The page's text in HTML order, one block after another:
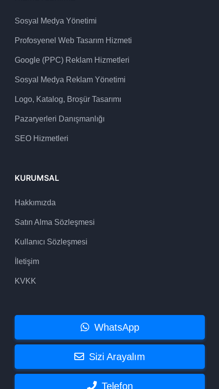
Sosyal Medya Yönetimi
Profosyenel Web Tasarım Hizmeti
Google (PPC) Reklam Hizmetleri
Sosyal Medya Reklam Yönetimi
Logo, Katalog, Broşür Tasarımı
Pazaryerleri Danışmanlığı
SEO Hizmetleri
KURUMSAL
Hakkımızda
Satın Alma Sözleşmesi
Kullanıcı Sözleşmesi
İletişim
KVKK
WhatsApp
Sizi Arayalım
Telefon